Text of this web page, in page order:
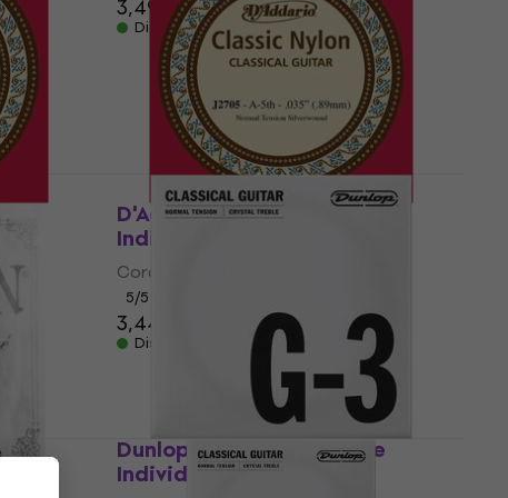
3,49 €
Disponibile
D'Addario J2705 Corde
Individuali Chitarra
Corde Individuali Chitarra
5/5
3,44 €
Disponibile
Dunlop DCY03GNS Corde
Individuali Chitarra